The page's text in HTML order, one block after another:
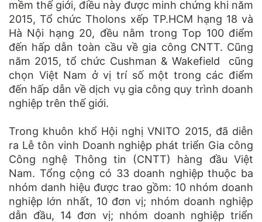
mềm thế giới, điều này được minh chứng khi năm
2015, Tổ chức Tholons xếp TP.HCM hạng 18 và
Hà Nội hạng 20, đều nằm trong Top 100 điểm
đến hấp dẫn toàn cầu về gia công CNTT. Cũng
năm 2015, tổ chức Cushman & Wakefield cũng
chọn Việt Nam ở vị trí số một trong các điểm
đến hấp dẫn về dịch vụ gia công quy trình doanh
nghiệp trên thế giới.
Trong khuôn khổ Hội nghị VNITO 2015, đã diễn
ra Lễ tôn vinh Doanh nghiệp phát triển Gia công
Công nghệ Thông tin (CNTT) hàng đầu Việt
Nam. Tổng cộng có 33 doanh nghiệp thuộc ba
nhóm danh hiệu được trao gồm: 10 nhóm doanh
nghiệp lớn nhất, 10 đơn vị; nhóm doanh nghiệp
dẫn đầu, 14 đơn vị; nhóm doanh nghiệp triển